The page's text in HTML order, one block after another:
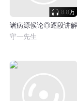
8.8万
诸病源候论◎逐段讲解
守一先生